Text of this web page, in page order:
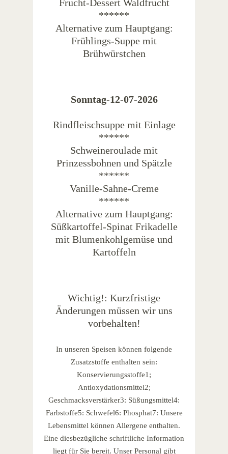
Frucht-Dessert Waldfrucht
******
Alternative zum Hauptgang:
Frühlings-Suppe mit
Brühwürstchen
Sonntag-12-07-2026
Rindfleischsuppe mit Einlage
******
Schweineroulade mit
Prinzessbohnen und Spätzle
******
Vanille-Sahne-Creme
******
Alternative zum Hauptgang:
Süßkartoffel-Spinat Frikadelle
mit Blumenkohlgemüse und
Kartoffeln
Wichtig!: Kurzfristige
Änderungen müssen wir uns
vorbehalten!
In unseren Speisen können folgende
Zusatzstoffe enthalten sein:
Konservierungsstoffe1;
Antioxydationsmittel2;
Geschmacksverstärker3: Süßungsmittel4:
Farbstoffe5: Schwefel6: Phosphat7: Unsere
Lebensmittel können Allergene enthalten.
Eine diesbezügliche schriftliche Information
liegt für Sie bereit. Unser Personal gibt